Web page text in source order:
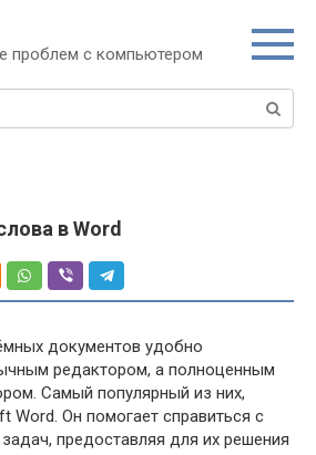
проблем с компьютером
в Word
документов удобно
редактором, а полноценным
Самый популярный из них,
Word. Он помогает справиться с
предоставляя для их решения